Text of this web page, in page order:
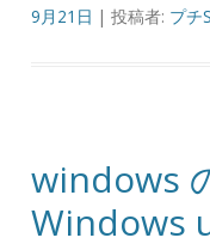
9月21日 | 投稿者: プチ
windows
Windows